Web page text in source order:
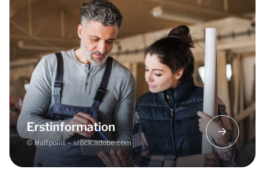
Fahrplan für die nächsten Schritte in die
Selbstständigkeit – je nachdem, wo du mit
deinem Vorhaben der
Unternehmensgründung stehst
Materialien zur Existenzgründung
Auskunft über Veranstaltungen und
Seminare für Gründerinnen und Gründer
Erstinformation
© Halfpoint – stock.adobe.com